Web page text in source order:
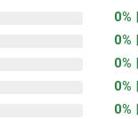
0%
0%
0%
0%
0%